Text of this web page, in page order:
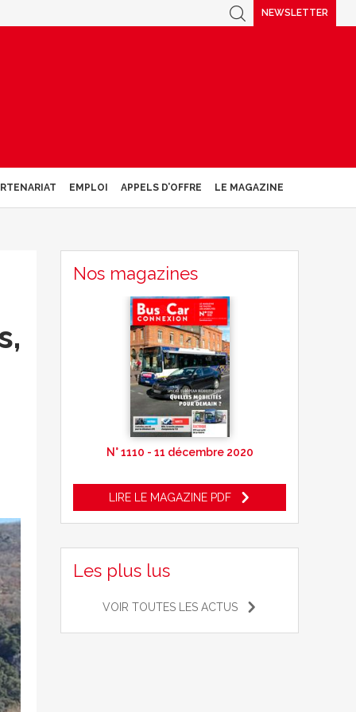
NEWSLETTER
EMPLOI APPELS D’OFFRE LE MAGAZINE
Nos magazines
N° 1110 - 11 décembre 2020
LIRE LE MAGAZINE PDF
Les plus lus
VOIR TOUTES LES ACTUS